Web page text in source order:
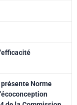
Norme